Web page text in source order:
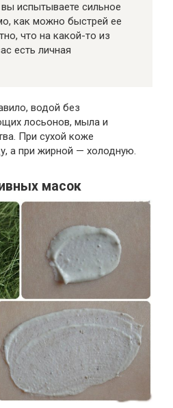
испытываете сильное
как можно быстрей ее
что на какой-то из
есть личная
водой без
лосьонов, мыла и
При сухой коже
а при жирной — холодную.
масок